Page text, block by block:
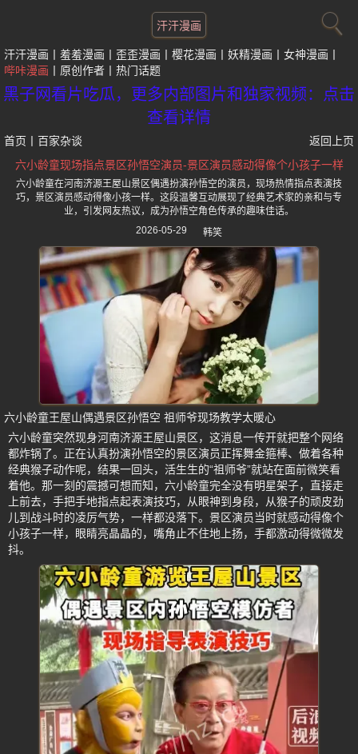
汗汗漫画
汗汗漫画 羞羞漫画 歪歪漫画 樱花漫画 妖精漫画
女神漫画
哔咔漫画
原创作者 热门话题
黑子网看片吃瓜，更多内部图片和独家视频：点击
查看详情
首页 百家杂谈
返回上页
六小龄童现场指点景区孙悟空演员-景区演员感动得像个小孩子一样
六小龄童在河南济源王屋山景区偶遇扮演孙悟空的演员，现场热情指点表演技
巧，景区演员感动得像小孩一样。这段温馨互动展现了经典艺术家的亲和与专
业，引发网友热议，成为孙悟空角色传承的趣味佳话。
2026-05-29
韩笑
六小龄童王屋山偶遇景区孙悟空 祖师爷现场教学太暖心
六小龄童突然现身河南济源王屋山景区，这消息一传开就把整个网络
都炸锅了。正在认真扮演孙悟空的景区演员正挥舞金箍棒、做着各种
经典猴子动作呢，结果一回头，活生生的“祖师爷”就站在面前微笑看
着他。那一刻的震撼可想而知，六小龄童完全没有明星架子，直接走
上前去，手把手地指点起表演技巧，从眼神到身段，从猴子的顽皮劲
儿到战斗时的凌厉气势，一样都没落下。景区演员当时就感动得像个
小孩子一样，眼睛亮晶晶的，嘴角止不住地上扬，手都激动得微微发
抖。